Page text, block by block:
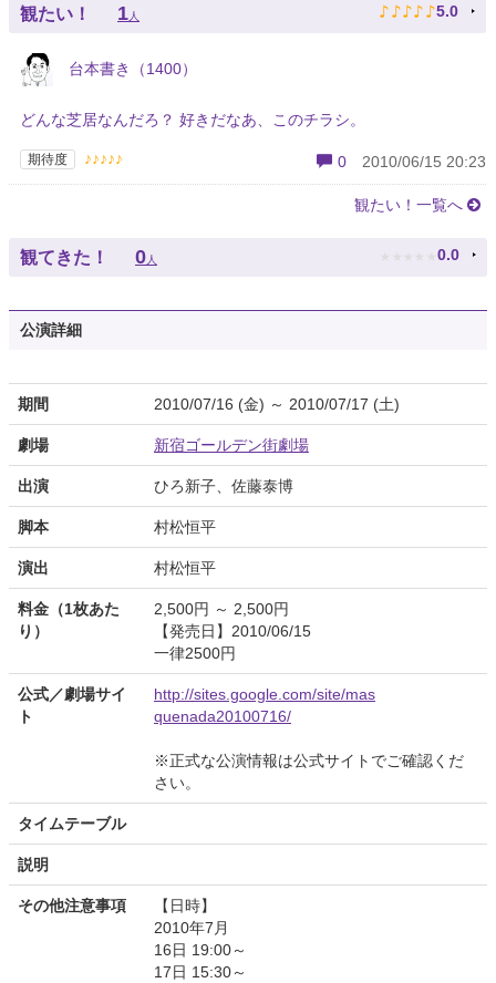
観たい！ 1人 ♪ ♪ ♪ ♪ ♪ 5.0
台本書き（1400）
どんな芝居なんだろ？ 好きだなあ、このチラシ。
期待度 ♪♪♪♪♪ 0 2010/06/15 20:23
観たい！一覧へ
観てきた！ 0 人 ★ ★ ★ ★ ★ 0.0
公演詳細
期間 2010/07/16 (金) ～ 2010/07/17 (土)
劇場 新宿ゴールデン街劇場
出演 ひろ新子、佐藤泰博
脚本 村松恒平
演出 村松恒平
料金（1枚あた
り）
2,500円 ～ 2,500円
【発売日】2010/06/15
一律2500円
公式／劇場サイ
ト
http://sites.google.com/site/mas
quenada20100716/
※正式な公演情報は公式サイトでご確認くだ
さい。
タイムテーブル
説明
その他注意事項
【日時】
2010年7月
16日 19:00～
17日 15:30～